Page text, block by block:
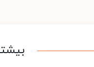
بیشتر